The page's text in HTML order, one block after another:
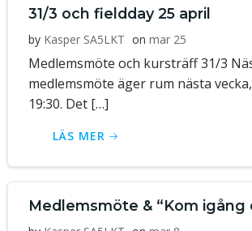
31/3 och fieldday 25 april
by Kasper SA5LKT on mar 25
Medlemsmöte och kursträff 31/3
medlemsmöte äger rum nästa
19:30. Det […]
LÄS MER
Medlemsmöte & “Kom igång